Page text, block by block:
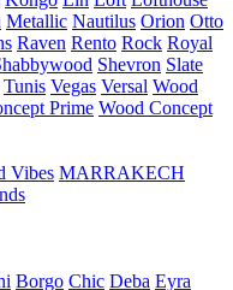
Metallic Nautilus Orion Otto
Raven Rento Rock Royal
Shevron Slate
Tunis Vegas Versal Wood
Prime Wood Concept
Vibes MARRAKECH
Borgo Chic Deba Eyra